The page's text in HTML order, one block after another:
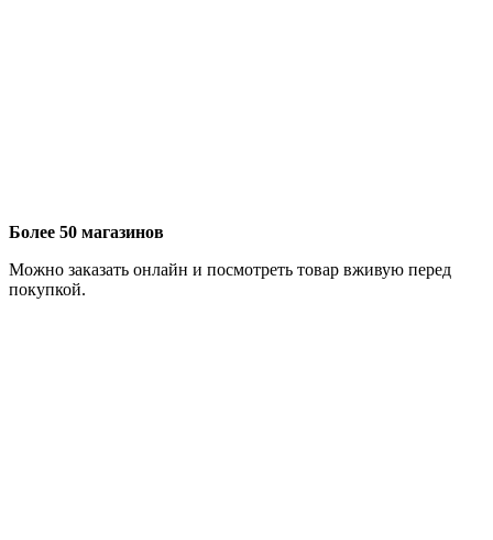
Более 50 магазинов
Можно заказать онлайн и посмотреть товар вживую перед
покупкой.